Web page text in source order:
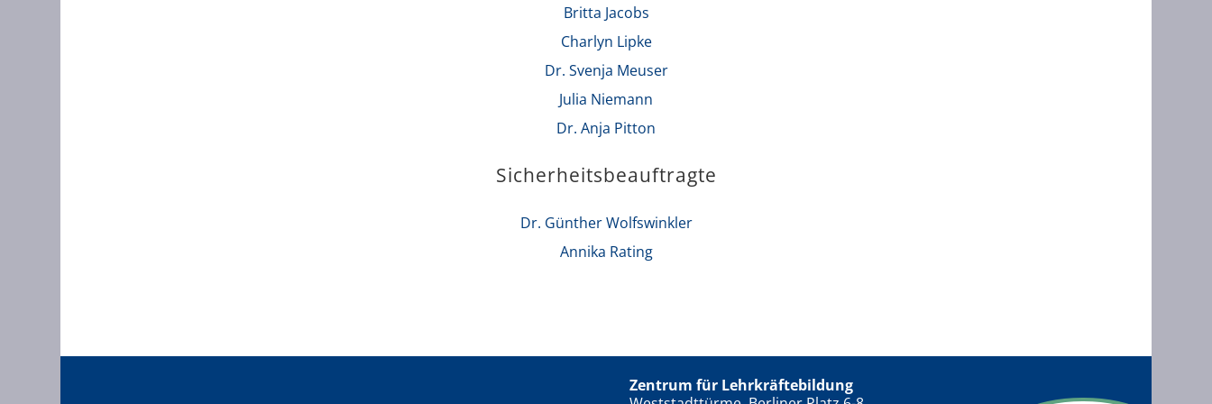
Britta Jacobs
Charlyn Lipke
Dr. Svenja Meuser
Julia Niemann
Dr. Anja Pitton
Sicherheitsbeauftragte
Dr. Günther Wolfswinkler
Annika Rating
Zentrum für Lehrkräftebildung